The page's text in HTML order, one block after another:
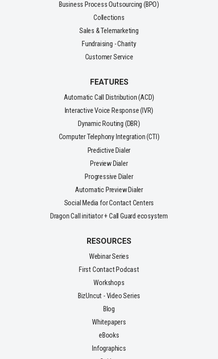
Business Process Outsourcing (BPO)
Collections
Sales & Telemarketing
Fundraising - Charity
Customer Service
FEATURES
Automatic Call Distribution (ACD)
Interactive Voice Response (IVR)
Dynamic Routing (DBR)
Computer Telephony Integration (CTI)
Predictive Dialer
Preview Dialer
Progressive Dialer
Automatic Preview Dialer
Social Media for Contact Centers
Dragon Call initiator + Call Guard ecosystem
RESOURCES
Webinar Series
First Contact Podcast
Workshops
BizUncut - Video Series
Blog
Whitepapers
eBooks
Infographics